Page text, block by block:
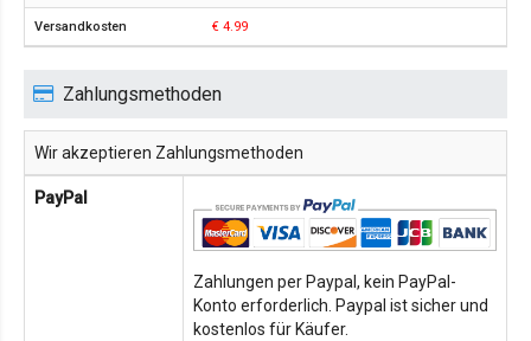
€ 4.99
Zahlungsmethoden
Wir akzeptieren Zahlungsmethoden
PayPal
Zahlungen per Paypal, kein PayPal-
Konto erforderlich. Paypal ist sicher und
kostenlos für Käufer.